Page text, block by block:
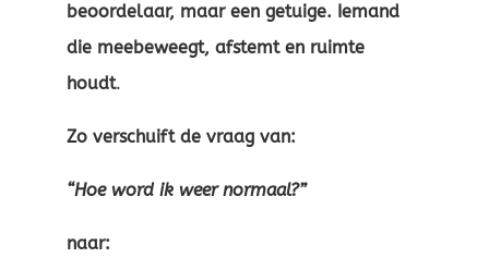
beoordelaar, maar een getuige. Iemand
die meebeweegt, afstemt en ruimte
houdt.
Zo verschuift de vraag van:
“Hoe word ik weer normaal?”
naar: